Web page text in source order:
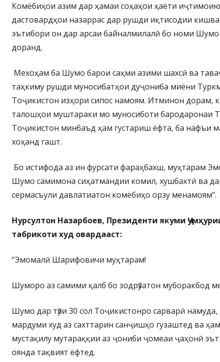
Комёбиҳои азим дар ҳамаи соҳаҳои ҳаёти
дастовардҳои назаррас дар рушди иқтисодии
эътибори он дар арсаи байналмилалӣ бо номи Шумо
доранд.
Мехоҳам ба Шумо барои саҳми азими шахсӣ ва
таҳкиму рушди муносибатҳои дуҷониба миёни
Тоҷикистон изҳори сипос намоям. Итминон дорам,
талошҳои муштараки мо муносиботи бародаронаи
Тоҷикистон минбаъд ҳам густариш ёфта, ба нафъи
хоҳанд гашт.
Бо истифода аз ин фурсати фараҳбахш, муҳтарам
Шумо самимона сиҳатмандии комил, хушбахтӣ ва
сермасъули давлатиатон комёбиҳо орзу менамоям”.
Нурсултон Назарбоев, Президенти якуми
табрикоти худ овардааст:
“Эмомалӣ Шарифовичи муҳтарам!
Шуморо аз самими қалб бо зодрӯзатон муборакбод
Шумо дар тӯли 30 сол Тоҷикистонро сарварӣ намуда,
мардуми худ аз сахттарин санҷишҳо гузаштед ва
мустақилу мутараққии аз ҷониби ҷомеаи ҷаҳонӣ
оянда тақвият ёфтед.